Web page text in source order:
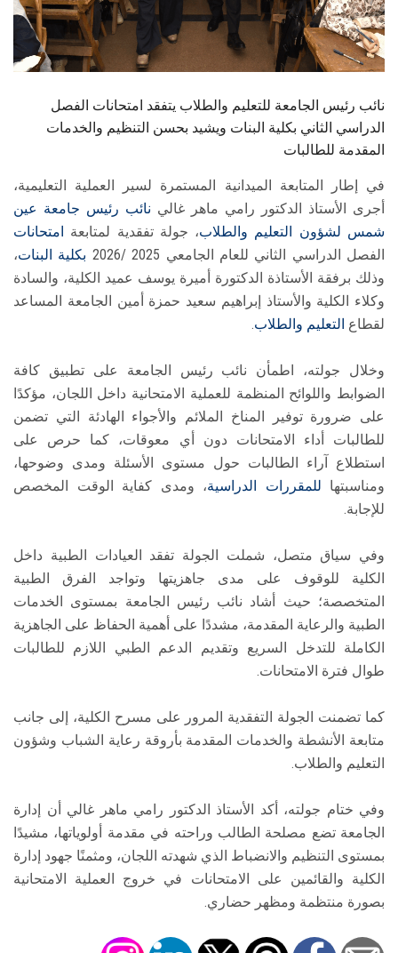
الزائـرون
سجل الان
نائب رئيس الجامعة للتعليم والطلاب يتفقد امتحانات الفصل
الدراسي الثاني بكلية البنات ويشيد بحسن التنظيم والخدمات
المقدمة للطالبات
في إطار المتابعة الميدانية المستمرة لسير العملية التعليمية،
أجرى الأستاذ الدكتور رامي ماهر غالي نائب رئيس جامعة عين
شمس لشؤون التعليم والطلاب، جولة تفقدية لمتابعة امتحانات
الفصل الدراسي الثاني للعام الجامعي 2025 /2026
بكلية البنات،
وذلك برفقة الأستاذة الدكتورة أميرة يوسف عميد الكلية، والسادة
وكلاء الكلية والأستاذ إبراهيم سعيد حمزة أمين الجامعة المساعد
لقطاع التعليم والطلاب.
وخلال جولته، اطمأن نائب رئيس الجامعة على تطبيق كافة
الضوابط واللوائح المنظمة للعملية الامتحانية داخل اللجان، مؤكدًا
على ضرورة توفير المناخ الملائم والأجواء الهادئة التي تضمن
للطالبات أداء الامتحانات دون أي معوقات، كما حرص على
استطلاع آراء الطالبات حول مستوى الأسئلة ومدى وضوحها،
ومناسبتها للمقررات الدراسية، ومدى كفاية الوقت المخصص
للإجابة.
وفي سياق متصل، شملت الجولة تفقد العيادات الطبية داخل
الكلية للوقوف على مدى جاهزيتها وتواجد الفرق الطبية
المتخصصة؛ حيث أشاد نائب رئيس الجامعة بمستوى الخدمات
الطبية والرعاية المقدمة، مشددًا على أهمية الحفاظ على الجاهزية
الكاملة للتدخل السريع وتقديم الدعم الطبي اللازم للطالبات
طوال فترة الامتحانات.
كما تضمنت الجولة التفقدية المرور على مسرح الكلية، إلى جانب
متابعة الأنشطة والخدمات المقدمة بأروقة رعاية الشباب وشؤون
التعليم والطلاب.
وفي ختام جولته، أكد الأستاذ الدكتور رامي ماهر غالي أن إدارة
الجامعة تضع مصلحة الطالب وراحته في مقدمة أولوياتها، مشيدًا
بمستوى التنظيم والانضباط الذي شهدته اللجان، ومثمنًا جهود إدارة
الكلية والقائمين على الامتحانات في خروج العملية الامتحانية
بصورة منتظمة ومظهر حضاري.